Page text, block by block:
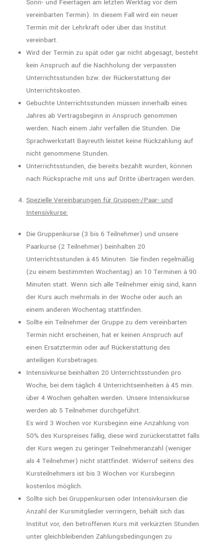
Sonn- und Feiertagen am letzten Werktag vor dem
vereinbarten Termin). In diesem Fall wird ein neuer
Termin mit der Lehrkraft oder über das Institut
vereinbart.
Wird der Termin zu spät oder gar nicht abgesagt, besteht
kein Anspruch auf die Nachholung der verpassten
Unterrichtsstunden bzw. der Rückerstattung der
Unterrichtskosten.
Gebuchte Unterrichtsstunden müssen innerhalb eines
Jahres ab Vertragsbeginn in Anspruch genommen
werden. Nach einem Jahr verfallen die Stunden. Die
Sprachwerkstatt Bayreuth leistet keine Rückzahlung auf
nicht genommene Stunden.
Unterrichtsstunden, die bereits bezahlt wurden, können
nach Rücksprache mit uns auf Dritte übertragen werden.
Spezielle Vereinbarungen für Gruppen-/Paar- und
Intensivkurse:
Die Gruppenkurse (3 bis 6 Teilnehmer) und unsere
Paarkurse (2 Teilnehmer) beinhalten 20
Unterrichtsstunden à 45 Minuten. Sie finden regelmäßig
(zu einem bestimmten Wochentag) an 10 Terminen à 90
Minuten statt. Wenn sich alle Teilnehmer einig sind, kann
der Kurs auch mehrmals in der Woche oder auch an
einem anderen Wochentag stattfinden.
Sollte ein Teilnehmer der Gruppe zu dem vereinbarten
Termin nicht erscheinen, hat er keinen Anspruch auf
einen Ersatztermin oder auf Rückerstattung des
anteiligen Kursbetrages.
Intensivkurse beinhalten 20 Unterrichtsstunden pro
Woche, bei dem täglich 4 Unterrichtseinheiten à 45 min.
über 4 Wochen gehalten werden. Unsere Intensivkurse
werden ab 5 Teilnehmer durchgeführt.
Es wird 3 Wochen vor Kursbeginn eine Anzahlung von
50% des Kurspreises fällig, diese wird zurückerstattet falls
der Kurs wegen zu geringer Teilnehmeranzahl (weniger
als 4 Teilnehmer) nicht stattfindet. Widerruf seitens des
Kursteilnehmers ist bis 3 Wochen vor Kursbeginn
kostenlos möglich.
Sollte sich bei Gruppenkursen oder Intensivkursen die
Anzahl der Kursmitglieder verringern, behält sich das
Institut vor, den betroffenen Kurs mit verkürzten Stunden
unter gleichbleibenden Zahlungsbedingungen zu